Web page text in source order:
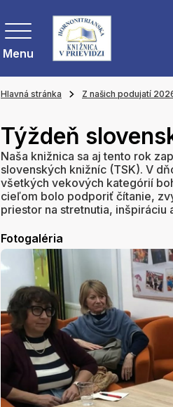
Menu
Hlavná stránka Z našich podujatí
Týždeň
Naša knižnica sa aj tento rok
slovenských knižníc (TSK). V
všetkých vekových kategórií
cieľom bolo podporiť čítanie,
priestor na stretnutia, inšpiráciu
Fotogaléria